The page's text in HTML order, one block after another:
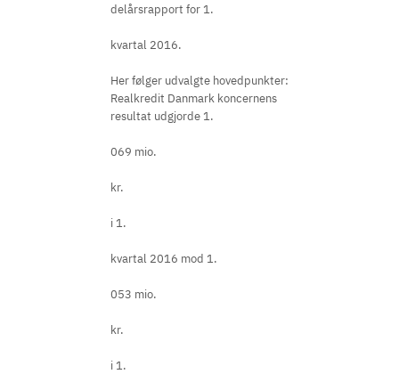
delårsrapport for 1.
kvartal 2016.
Her følger udvalgte hovedpunkter:
Realkredit Danmark koncernens
resultat udgjorde 1.
069 mio.
kr.
i 1.
kvartal 2016 mod 1.
053 mio.
kr.
i 1.